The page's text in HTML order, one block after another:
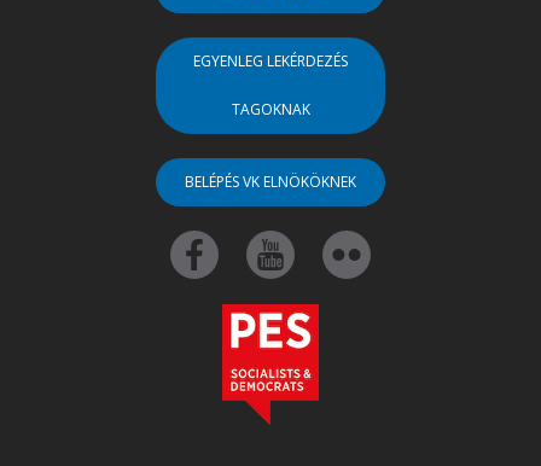
EGYENLEG LEKÉRDEZÉS
TAGOKNAK
BELÉPÉS VK ELNÖKÖKNEK